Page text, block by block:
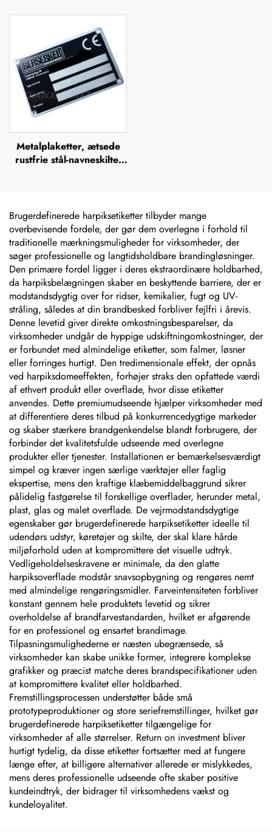
offsettryk,
metalbrandnavn, forhøjet
metallogo-plade
Metalplaketter, ætsede
rustfrie stål-navneskilte,
Brugerdefinerede harpiksetiketter tilbyder mange
overbevisende fordele, der gør dem overlegne i forhold til
traditionelle mærkningsmuligheder for virksomheder, der
søger professionelle og langtidsholdbare brandingløsninger.
Den primære fordel ligger i deres ekstraordinære holdbarhed,
da harpiksbelægningen skaber en beskyttende barriere, der er
modstandsdygtig over for ridser, kemikalier, fugt og UV-
stråling, således at din brandbesked forbliver fejlfri i årevis.
Denne levetid giver direkte omkostningsbesparelser, da
virksomheder undgår de hyppige udskiftningomkostninger, der
er forbundet med almindelige etiketter, som falmer, løsner
eller forringes hurtigt. Den tredimensionale effekt, der opnås
ved harpiksdomeeffekten, forhøjer straks den opfattede værdi
af ethvert produkt eller overflade, hvor disse etiketter
anvendes. Dette premiumudseende hjælper virksomheder med
at differentiere deres tilbud på konkurrencedygtige markeder
og skaber stærkere brandgenkendelse blandt forbrugere, der
forbinder det kvalitetsfulde udseende med overlegne
produkter eller tjenester. Installationen er bemærkelsesværdigt
simpel og kræver ingen særlige værktøjer eller faglig
ekspertise, mens den kraftige klæbemiddelbaggrund sikrer
pålidelig fastgørelse til forskellige overflader, herunder metal,
plast, glas og malet overflade. De vejrmodstandsdygtige
egenskaber gør brugerdefinerede harpiksetiketter ideelle til
udendørs udstyr, køretøjer og skilte, der skal klare hårde
miljøforhold uden at kompromittere det visuelle udtryk.
Vedligeholdelseskravene er minimale, da den glatte
harpiksoverflade modstår snavsopbygning og rengøres nemt
med almindelige rengøringsmidler. Farveintensiteten forbliver
konstant gennem hele produktets levetid og sikrer
overholdelse af brandfarvestandarden, hvilket er afgørende
for en professionel og ensartet brandimage.
Tilpasningsmulighederne er næsten ubegrænsede, så
virksomheder kan skabe unikke former, integrere komplekse
grafikker og præcist matche deres brandspecifikationer uden
at kompromittere kvalitet eller holdbarhed.
Fremstillingsprocessen understøtter både små
prototypeproduktioner og store seriefremstillinger, hvilket gør
brugerdefinerede harpiksetiketter tilgængelige for
virksomheder af alle størrelser. Return on investment bliver
hurtigt tydelig, da disse etiketter fortsætter med at fungere
længe efter, at billigere alternativer allerede er mislykkedes,
mens deres professionelle udseende ofte skaber positive
kundeindtryk, der bidrager til virksomhedens vækst og
kundeloyalitet.